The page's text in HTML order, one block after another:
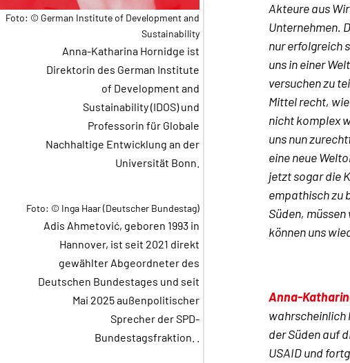
Foto: © German Institute of Development and
Sustainability
Anna-Katharina Hornidge ist
Direktorin des German Institute
of Development and
Sustainability (IDOS) und
Professorin für Globale
Nachhaltige Entwicklung an der
Universität Bonn.
Foto: © Inga Haar (Deutscher Bundestag)
Adis Ahmetović, geboren 1993 in
Hannover, ist seit 2021 direkt
gewählter Abgeordneter des
Deutschen Bundestages und seit
Mai 2025 außenpolitischer
Sprecher der SPD-
Bundestagsfraktion. .
Akteure aus
Unternehmen.
nur erfolgreich
uns in einer
versuchen zu
Mittel recht,
nicht komplex
uns nun
eine neue
jetzt sogar die
empathisch zu
Süden,
können uns
Anna-
wahrscheinlich
der Süden auf
USAID und